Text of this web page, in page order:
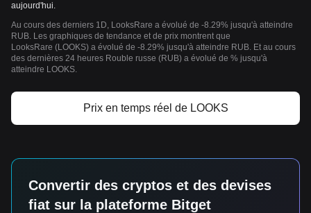
aujourd'hui.
Au cours des derniers 1D, LooksRare a évolué de -8.29% jusqu'à atteindre
RUB. Les graphiques de tendance et de prix montrent que
LooksRare (LOOKS) a évolué de -8.29% jusqu'à atteindre RUB. Et au cours
des dernières 24 heures Rouble russe (RUB) a évolué de % jusqu'à
atteindre LOOKS.
Prix en temps réel de LOOKS
Convertir des cryptos et des devises
fiat sur la plateforme Bitget